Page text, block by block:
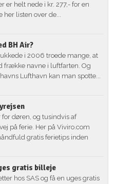
er helt nede i kr. 277,- for en
her listen over de...
BH Air?
i 2006 troede mange, at
frække navne i luftfarten. Og
Lufthavn kan man spotte...
døren, og tusindvis af
på ferie. Her på Viviro.com
gratis ferietips inden
gratis billeje
hos SAS og få en uges gratis